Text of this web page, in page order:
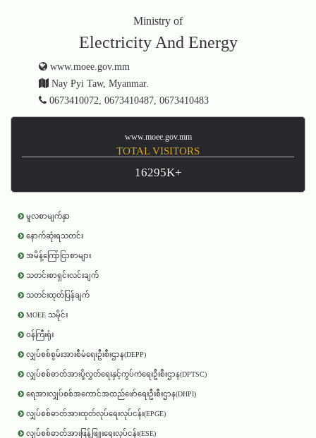
Ministry of
Electricity And Energy
www.moee.gov.mm
Nay Pyi Taw, Myanmar.
0673410072, 0673410487, 0673410483
www.moee.gov.mm
TOTAL VISITORS
16295K+
မူလစာမျက်နှာ
နောက်ဆုံးရသတင်း
အမိန့်ကြော်ငြာစာများ
သတင်းစာရှင်းလင်းချက်
သတင်းထုတ်ပြန်ချက်
MOEE သမိုင်း
ဝန်ကြီးရုံး
လျှပ်စစ်စွမ်းအားစီမံရေးဦးစီးဌာန(DEPP)
လျှပ်စစ်ဓာတ်အားပို့လွှတ်ရေးနှင့်ကွပ်ကဲရေးဦးစီးဌာန(DPTSC)
ရေအားလျှပ်စစ်အကောင်အထည်ဖော်ရေးဦးစီးဌာန(DHPI)
လျှပ်စစ်ဓာတ်အားထုတ်လုပ်ရေးလုပ်ငန်း(EPGE)
လျှပ်စစ်ဓာတ်အားဖြန့်ဖြူးရေးလုပ်ငန်း(ESE)